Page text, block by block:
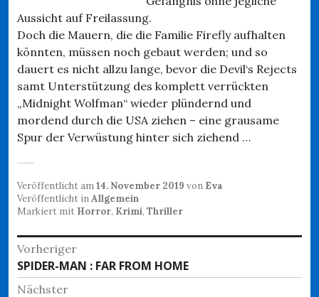
Aussicht auf Freilassung.
Doch die Mauern, die die Familie Firefly aufhalten
könnten, müssen noch gebaut werden; und so
dauert es nicht allzu lange, bevor die Devil‘s Rejects
samt Unterstützung des komplett verrückten
„Midnight Wolfman“ wieder plündernd und
mordend durch die USA ziehen – eine grausame
Spur der Verwüstung hinter sich ziehend …
Veröffentlicht am14. November 2019 von Eva
Veröffentlicht inAllgemein
Markiert mit Horror, Krimi, Thriller
Beitragsnavigation
Vorheriger
Vorheriger
Beitrag:
SPIDER-MAN : FAR FROM HOME
Nächster